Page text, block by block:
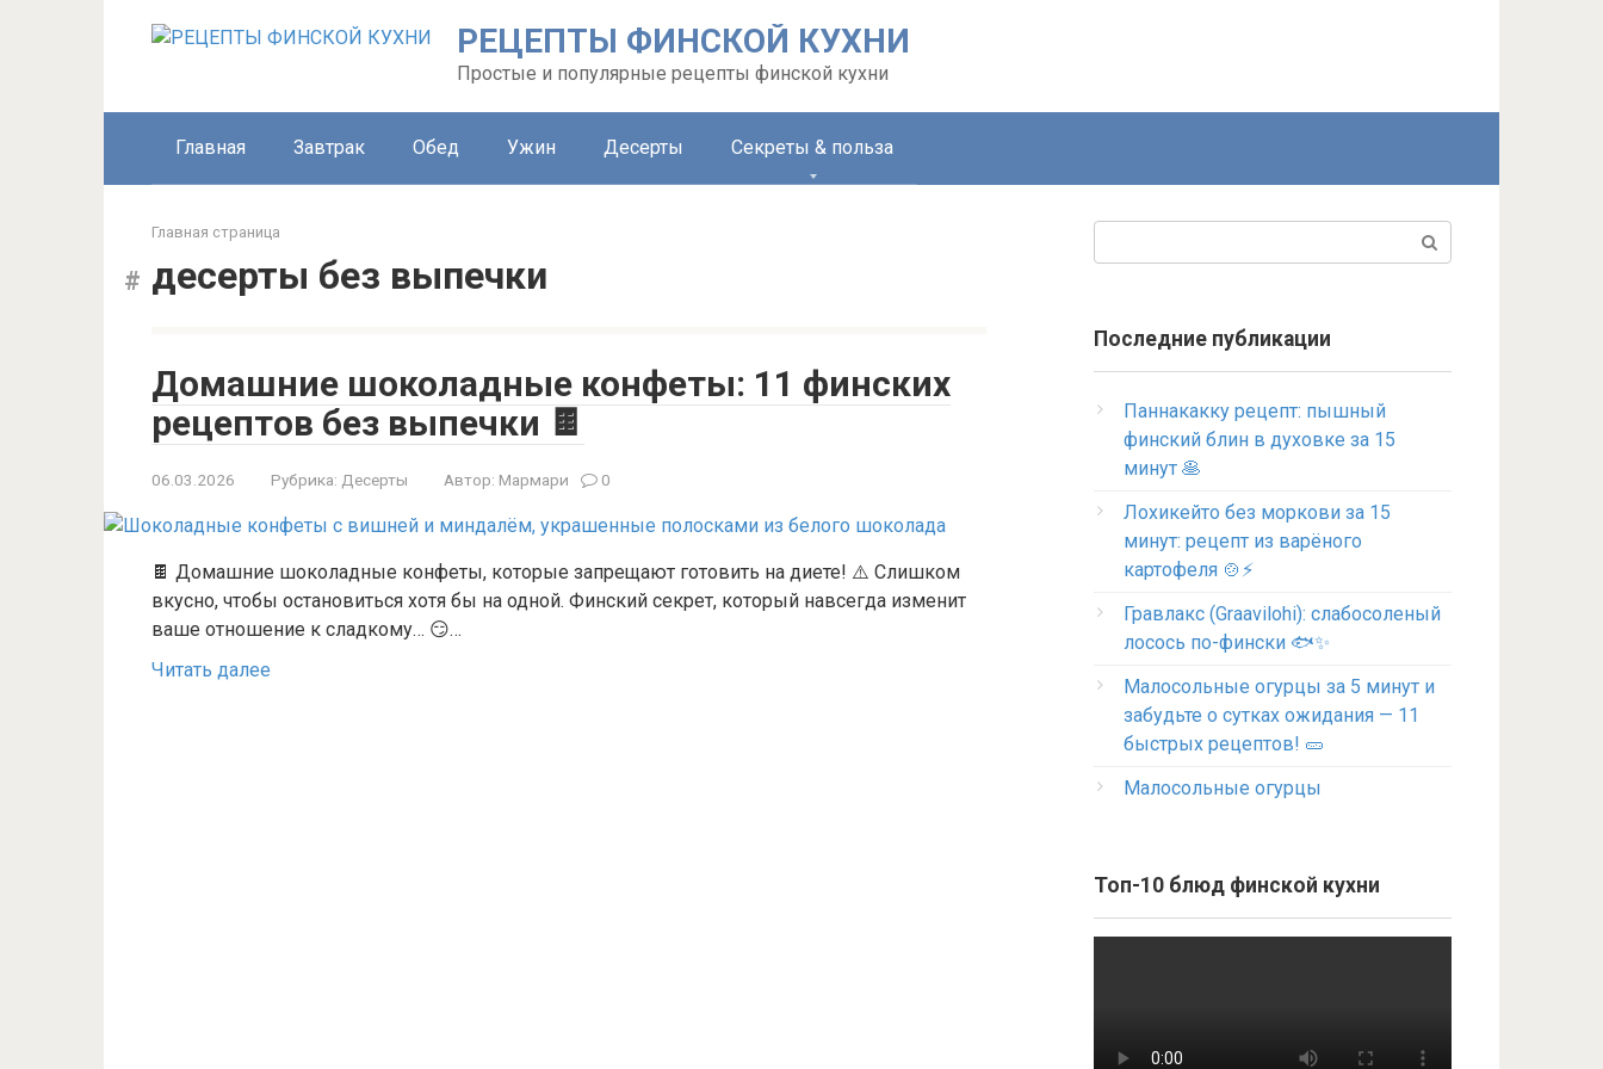
РЕЦЕПТЫ ФИНСКОЙ КУХНИ
Простые и популярные рецепты финской кухни
Главная Завтрак Обед Ужин Десерты Секреты & польза
Главная страница
десерты без выпечки
Домашние шоколадные конфеты: 11 финских
рецептов без выпечки 🍫
06.03.2026 Рубрика: Десерты Автор: Мармари 0
🍫 Домашние шоколадные конфеты, которые запрещают готовить на диете! ⚠️ Слишком
вкусно, чтобы остановиться хотя бы на одной. Финский секрет, который навсегда изменит
ваше отношение к сладкому… 😏…
Читать далее
Последние публикации
Паннакакку рецепт: пышный
финский блин в духовке за 15
минут 🥞
Лохикейто без моркови за 15
минут: рецепт из варёного
картофеля 🍲⚡
Гравлакс (Graavilohi): слабосоленый
лосось по-фински 🐟✨
Малосольные огурцы за 5 минут и
забудьте о сутках ожидания — 11
быстрых рецептов! 🥒
Малосольные огурцы
Топ-10 блюд финской кухни